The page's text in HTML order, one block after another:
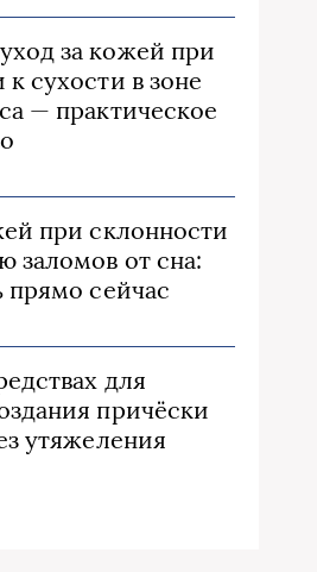
за кожей при
сухости в зоне
— практическое
при склонности
заломов от сна:
прямо сейчас
для
причёски
утяжеления